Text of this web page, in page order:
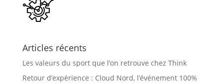
Articles récents
Les valeurs du sport que l’on retrouve chez Think
Retour d’expérience : Cloud Nord, l’événement 100%